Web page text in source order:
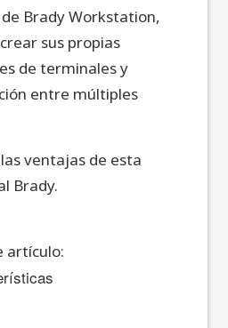
Brady Workstation,
sus propias
de terminales y
entre múltiples
ventajas de esta
Brady.
artículo: